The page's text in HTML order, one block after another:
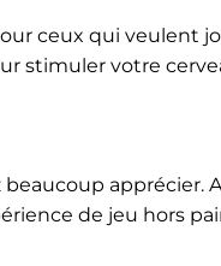
ceux qui veulent
stimuler votre
apprécier.
de jeu hors